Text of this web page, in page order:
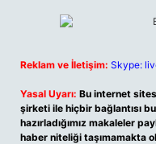
Reklam ve İletişim: Skype:
Yasal Uyarı: Bu internet
şirketi ile hiçbir bağlantısı
hazırladığımız makaleler
haber niteliği taşımamakta